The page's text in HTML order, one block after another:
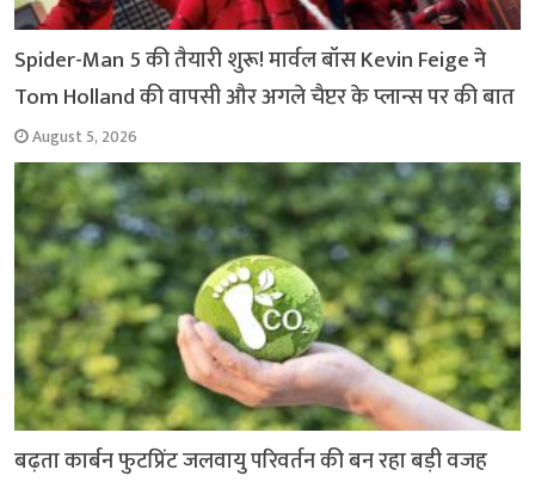
Spider-Man 5 की तैयारी शुरू! मार्वल बॉस Kevin Feige ने
Tom Holland की वापसी और अगले चैप्टर के प्लान्स पर की बात
August 5, 2026
बढ़ता कार्बन फुटप्रिंट जलवायु परिवर्तन की बन रहा बड़ी वजह